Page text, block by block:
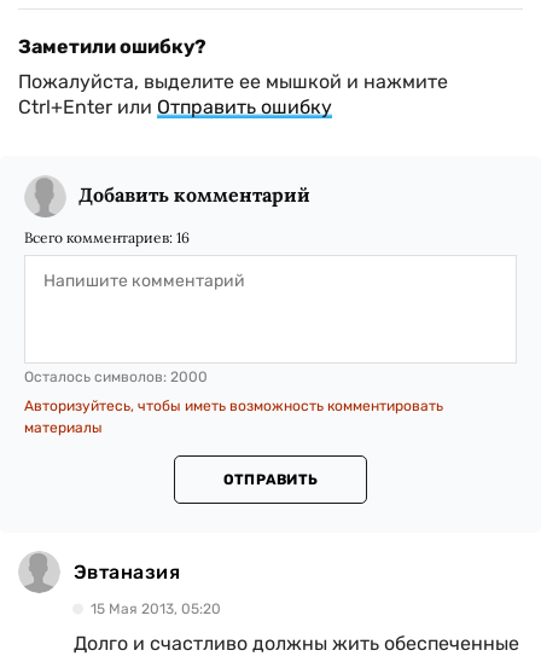
Заметили ошибку?
Пожалуйста, выделите ее мышкой и нажмите
Ctrl+Enter или Отправить ошибку
Добавить комментарий
Всего комментариев: 16
Осталось символов: 2000
Авторизуйтесь, чтобы иметь возможность комментировать
материалы
ОТПРАВИТЬ
Эвтаназия
15 Мая 2013, 05:20
Долго и счастливо должны жить обеспеченные